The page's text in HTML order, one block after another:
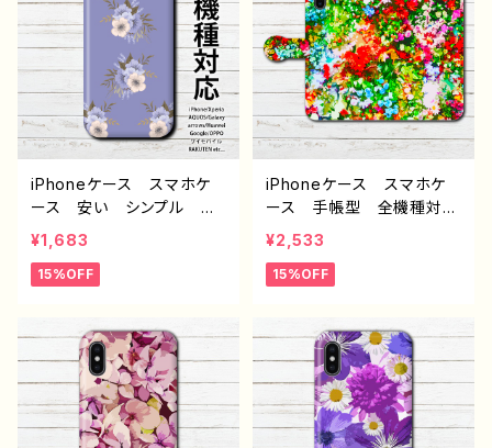
y Android アンドロイ
ド ケース ノンブランド
オリジナル デザイン グッ
ズ タイトル：シンプル スマ
ホケース PART526 J1-9
y Android アンドロイ
ド ケース ノンブランド
オリジナル デザイン グッ
ズ タイトル：シンプル スマ
ホケース PART505 J1-9
iPhoneケース スマホケ
ース 安い シンプル 花
柄 おしゃれ かわいい
レディース 個性的 おす
すめ 人気 クリエイタ
Xperia Googlepixel
Galaxy Android アンド
ロイド ケース ノンブラン
ド オリジナル デザイン
グッズ タイトル：エモいス
¥1,683
15%OFF
iPhoneケース スマホケ
ース 手帳型 全機種対
応 おしゃれ 花柄 安
い iPhone11 Pro MAX
4 Galaxy ギャラクシ
カバー iPhone 携帯
カバー ケース アイフォ
ンケース 個性的 Androi
d アンドロイド ケース
タイトル：フラワーガーデ
¥2,533
15%OFF